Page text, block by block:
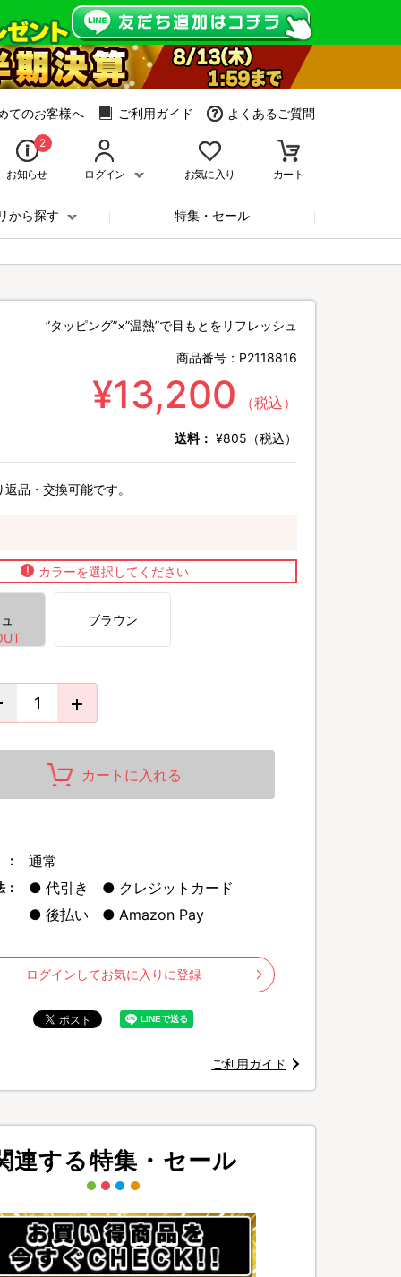
てのお客様へ ご利用ガイド よくあるご質問
2
お知らせ ログイン お気に入り カート
から探す 特集・セール
アプローチ
グするような繊細な動きを実現します。
”タッピング”×”温熱”で目もとをリフレッシュ
商品番号： P2118816
¥13,200 （税込）
送料： ¥805（税込）
品・交換可能です。
カラーを選択してください
ブラウン
カートに入れる
通常
代引き
クレジットカード
後払い
Amazon Pay
ログインしてお気に入りに登録
ご利用ガイド
連する特集・セール